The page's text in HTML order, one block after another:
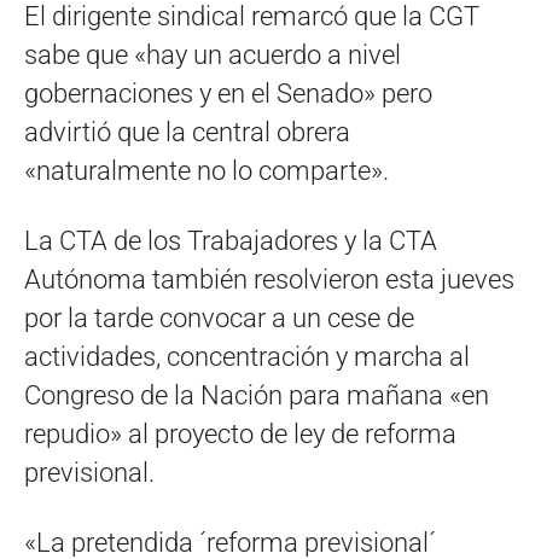
El dirigente sindical remarcó que la CGT
sabe que «hay un acuerdo a nivel
gobernaciones y en el Senado» pero
advirtió que la central obrera
«naturalmente no lo comparte».
La CTA de los Trabajadores y la CTA
Autónoma también resolvieron esta jueves
por la tarde convocar a un cese de
actividades, concentración y marcha al
Congreso de la Nación para mañana «en
repudio» al proyecto de ley de reforma
previsional.
«La pretendida ´reforma previsional´